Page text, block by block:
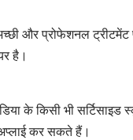
और प्रोफेशनल
है।
के किसी भी
कर सकते हैं।